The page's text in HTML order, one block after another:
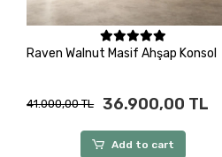
Add to cart
Raven Walnut Masif Ahşap Konsol
41.000,00 TL 36.900,00 TL
Add to cart